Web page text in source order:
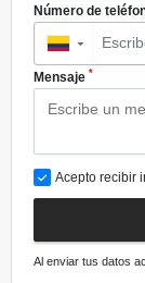
Número de
▼
Mensaje *
Acepto recibir
Al enviar tus datos